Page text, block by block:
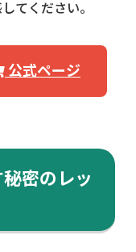
てください。
公式ページ
密のレッ